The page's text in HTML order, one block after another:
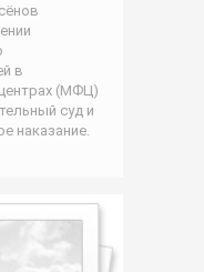
в
(МФЦ)
суд и
наказание.